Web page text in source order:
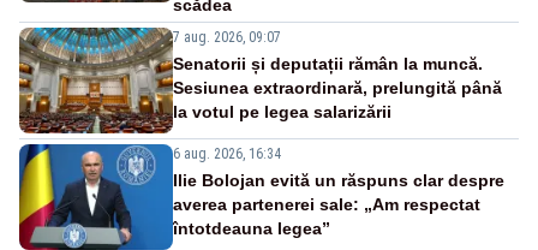
scădea
7 aug. 2026, 09:07
Senatorii și deputații rămân la muncă.
Sesiunea extraordinară, prelungită până
la votul pe legea salarizării
6 aug. 2026, 16:34
Ilie Bolojan evită un răspuns clar despre
averea partenerei sale: „Am respectat
întotdeauna legea”